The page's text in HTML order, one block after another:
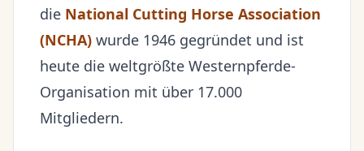
die National Cutting Horse Association
(NCHA) wurde 1946 gegründet und ist
heute die weltgrößte Westernpferde-
Organisation mit über 17.000
Mitgliedern.